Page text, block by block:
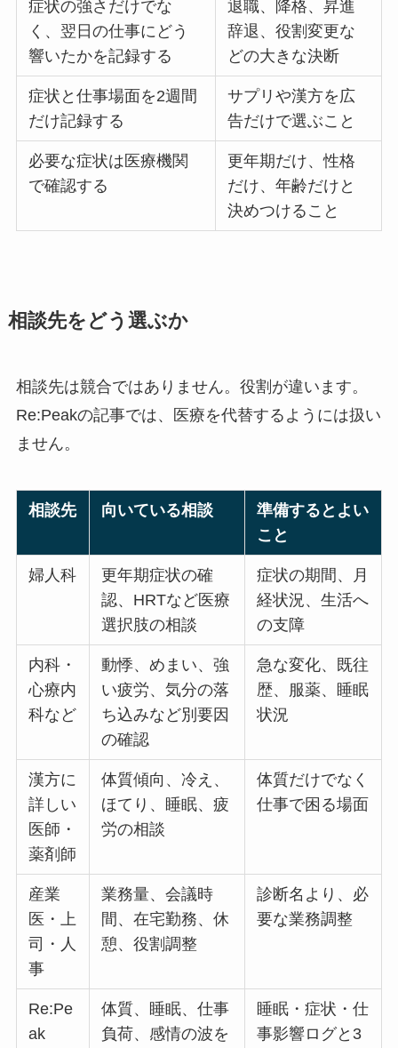
症状の強さだけでな
く、翌日の仕事にどう
響いたかを記録する
退職、降格、昇進
辞退、役割変更な
どの大きな決断
症状と仕事場面を2週間
だけ記録する
サプリや漢方を広
告だけで選ぶこと
必要な症状は医療機関
で確認する
更年期だけ、性格
だけ、年齢だけと
決めつけること
相談先をどう選ぶか
相談先は競合ではありません。役割が違います。
Re:Peakの記事では、医療を代替するようには扱い
ません。
相談先 向いている相談
準備するとよい
こと
婦人科
更年期症状の確
認、HRTなど医療
選択肢の相談
症状の期間、月
経状況、生活へ
の支障
内科・
心療内
科など
動悸、めまい、強
い疲労、気分の落
ち込みなど別要因
の確認
急な変化、既往
歴、服薬、睡眠
状況
漢方に
詳しい
医師・
薬剤師
体質傾向、冷え、
ほてり、睡眠、疲
労の相談
体質だけでなく
仕事で困る場面
産業
医・上
司・人
事
業務量、会議時
間、在宅勤務、休
憩、役割調整
診断名より、必
要な業務調整
Re:Pe
ak
体質、睡眠、仕事
負荷、感情の波を
睡眠・症状・仕
事影響ログと3